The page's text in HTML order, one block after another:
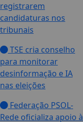
registrarem
candidaturas nos
tribunais
TSE cria conselho
para monitorar
desinformação e IA
nas eleições
Federação PSOL-
Rede oficializa apoio à